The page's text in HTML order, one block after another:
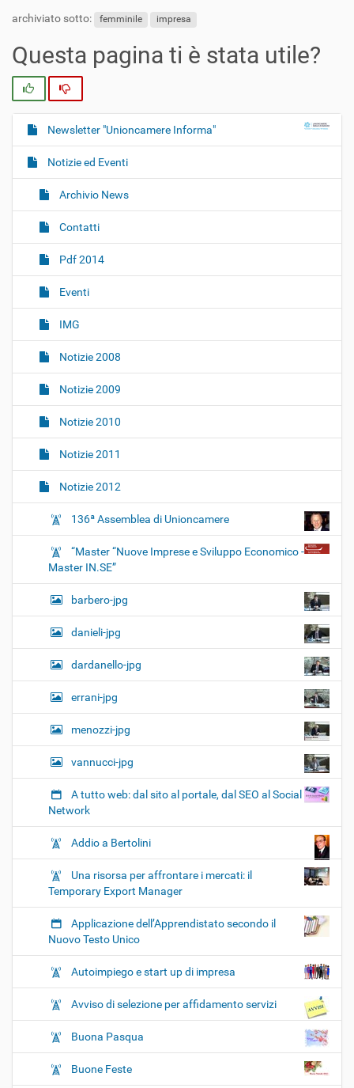
archiviato sotto: femminile impresa
Questa pagina ti è stata utile?
N
a
v
g
i
n
Newsletter "Unioncamere Informa"
Notizie ed Eventi
Archivio News
Contatti
Pdf 2014
Eventi
IMG
Notizie 2008
Notizie 2009
Notizie 2010
Notizie 2011
Notizie 2012
136ª Assemblea di Unioncamere
“Master “Nuove Imprese e Sviluppo Economico -
Master IN.SE”
barbero-jpg
danieli-jpg
dardanello-jpg
errani-jpg
menozzi-jpg
vannucci-jpg
A tutto web: dal sito al portale, dal SEO al Social
Network
Addio a Bertolini
Una risorsa per affrontare i mercati: il
Temporary Export Manager
Applicazione dell’Apprendistato secondo il
Nuovo Testo Unico
Autoimpiego e start up di impresa
Avviso di selezione per affidamento servizi
Buona Pasqua
Buone Feste